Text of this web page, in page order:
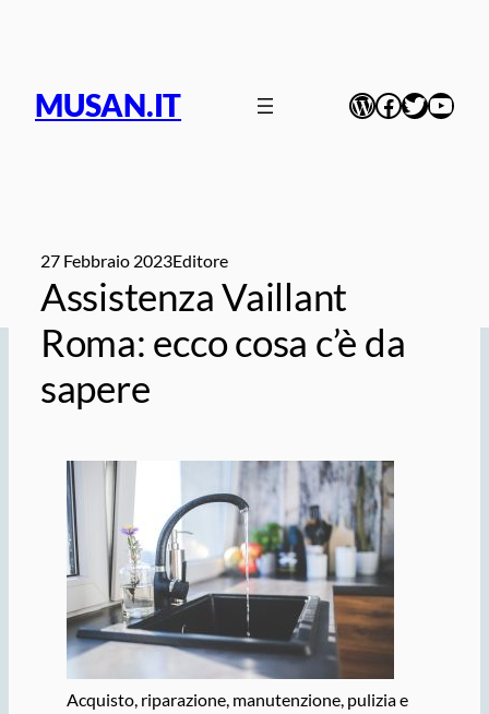
MUSAN.IT WordPress
Facebook
Twitter
27 Febbraio 2023Editore
Assistenza Vaillant
Roma: ecco cosa c’è da
sapere
Acquisto, riparazione, manutenzione, pulizia e